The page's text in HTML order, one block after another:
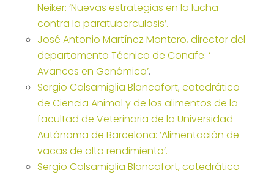
Neiker: ‘Nuevas estrategias en la lucha
contra la paratuberculosis’.
José Antonio Martínez Montero, director del
departamento Técnico de Conafe: ‘
Avances en Genómica’.
Sergio Calsamiglia Blancafort, catedrático
de Ciencia Animal y de los alimentos de la
facultad de Veterinaria de la Universidad
Autónoma de Barcelona: ‘Alimentación de
vacas de alto rendimiento’.
Sergio Calsamiglia Blancafort, catedrático